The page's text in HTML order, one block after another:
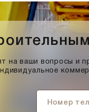
на ваши вопросы и